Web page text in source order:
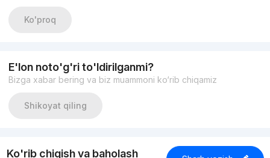
Эльчин Ширинов, риэлтор; 98-305-51-37
Ko'proq
E'lon noto'g'ri to'ldirilganmi?
Bizga xabar bering va biz muammoni ko‘rib chiqamiz
Shikoyat qiling
Ko'rib chiqish va baholash